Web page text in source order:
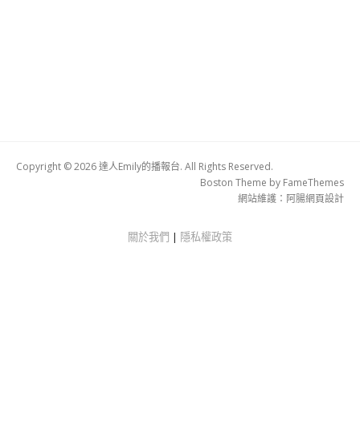
Copyright © 2026 達人Emily的播報台. All Rights Reserved.
Boston Theme by FameThemes
網站維護： 阿腸網頁設計
關於我們 | 隱私權政策